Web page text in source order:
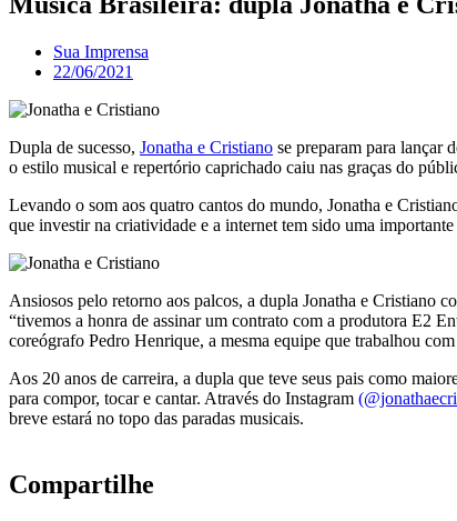
Sua Imprensa
22/06/2021
Dupla de sucesso, Jonatha e Cristiano se preparam para lançar
o estilo musical e repertório caprichado caiu nas graças do
Levando o som aos quatro cantos do mundo, Jonatha e
que investir na criatividade e a internet tem sido uma
Ansiosos pelo retorno aos palcos, a dupla Jonatha e Cristiano
“tivemos a honra de assinar um contrato com a produtora E2
coreógrafo Pedro Henrique, a mesma equipe que trabalhou
Aos 20 anos de carreira, a dupla que teve seus pais como
para compor, tocar e cantar. Através do Instagram
breve estará no topo das paradas musicais.
Compartilhe